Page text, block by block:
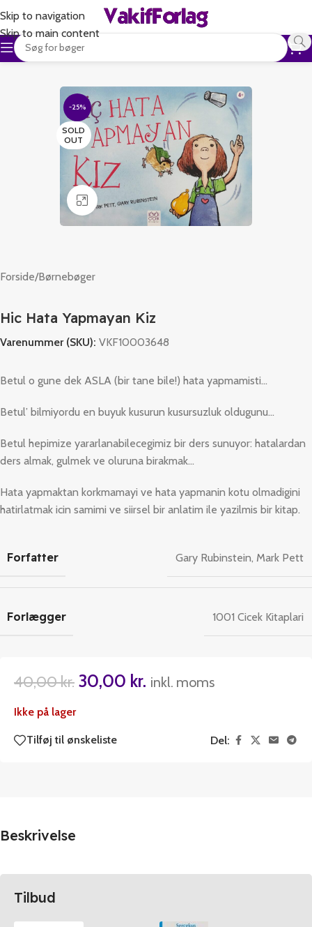
Skip to navigation
Skip to main content
-25%
SOLD
OUT
Klik for at forstørre
Forside/Børnebøger
Hic Hata Yapmayan Kiz
Varenummer (SKU): VKF10003648
Betul o gune dek ASLA (bir tane bile!) hata yapmamisti…
Betul’ bilmiyordu en buyuk kusurun kusursuzluk oldugunu…
Betul hepimize yararlanabilecegimiz bir ders sunuyor: hatalardan
ders almak, gulmek ve oluruna birakmak…
Hata yapmaktan korkmamayi ve hata yapmanin kotu olmadigini
hatirlatmak icin samimi ve siirsel bir anlatim ile yazilmis bir kitap.
Forfatter Gary Rubinstein, Mark Pett
Forlægger 1001 Cicek Kitaplari
40,00kr. 30,00 kr. inkl. moms
Ikke på lager
Tilføj til ønskeliste Del:
Beskrivelse
Tilbud